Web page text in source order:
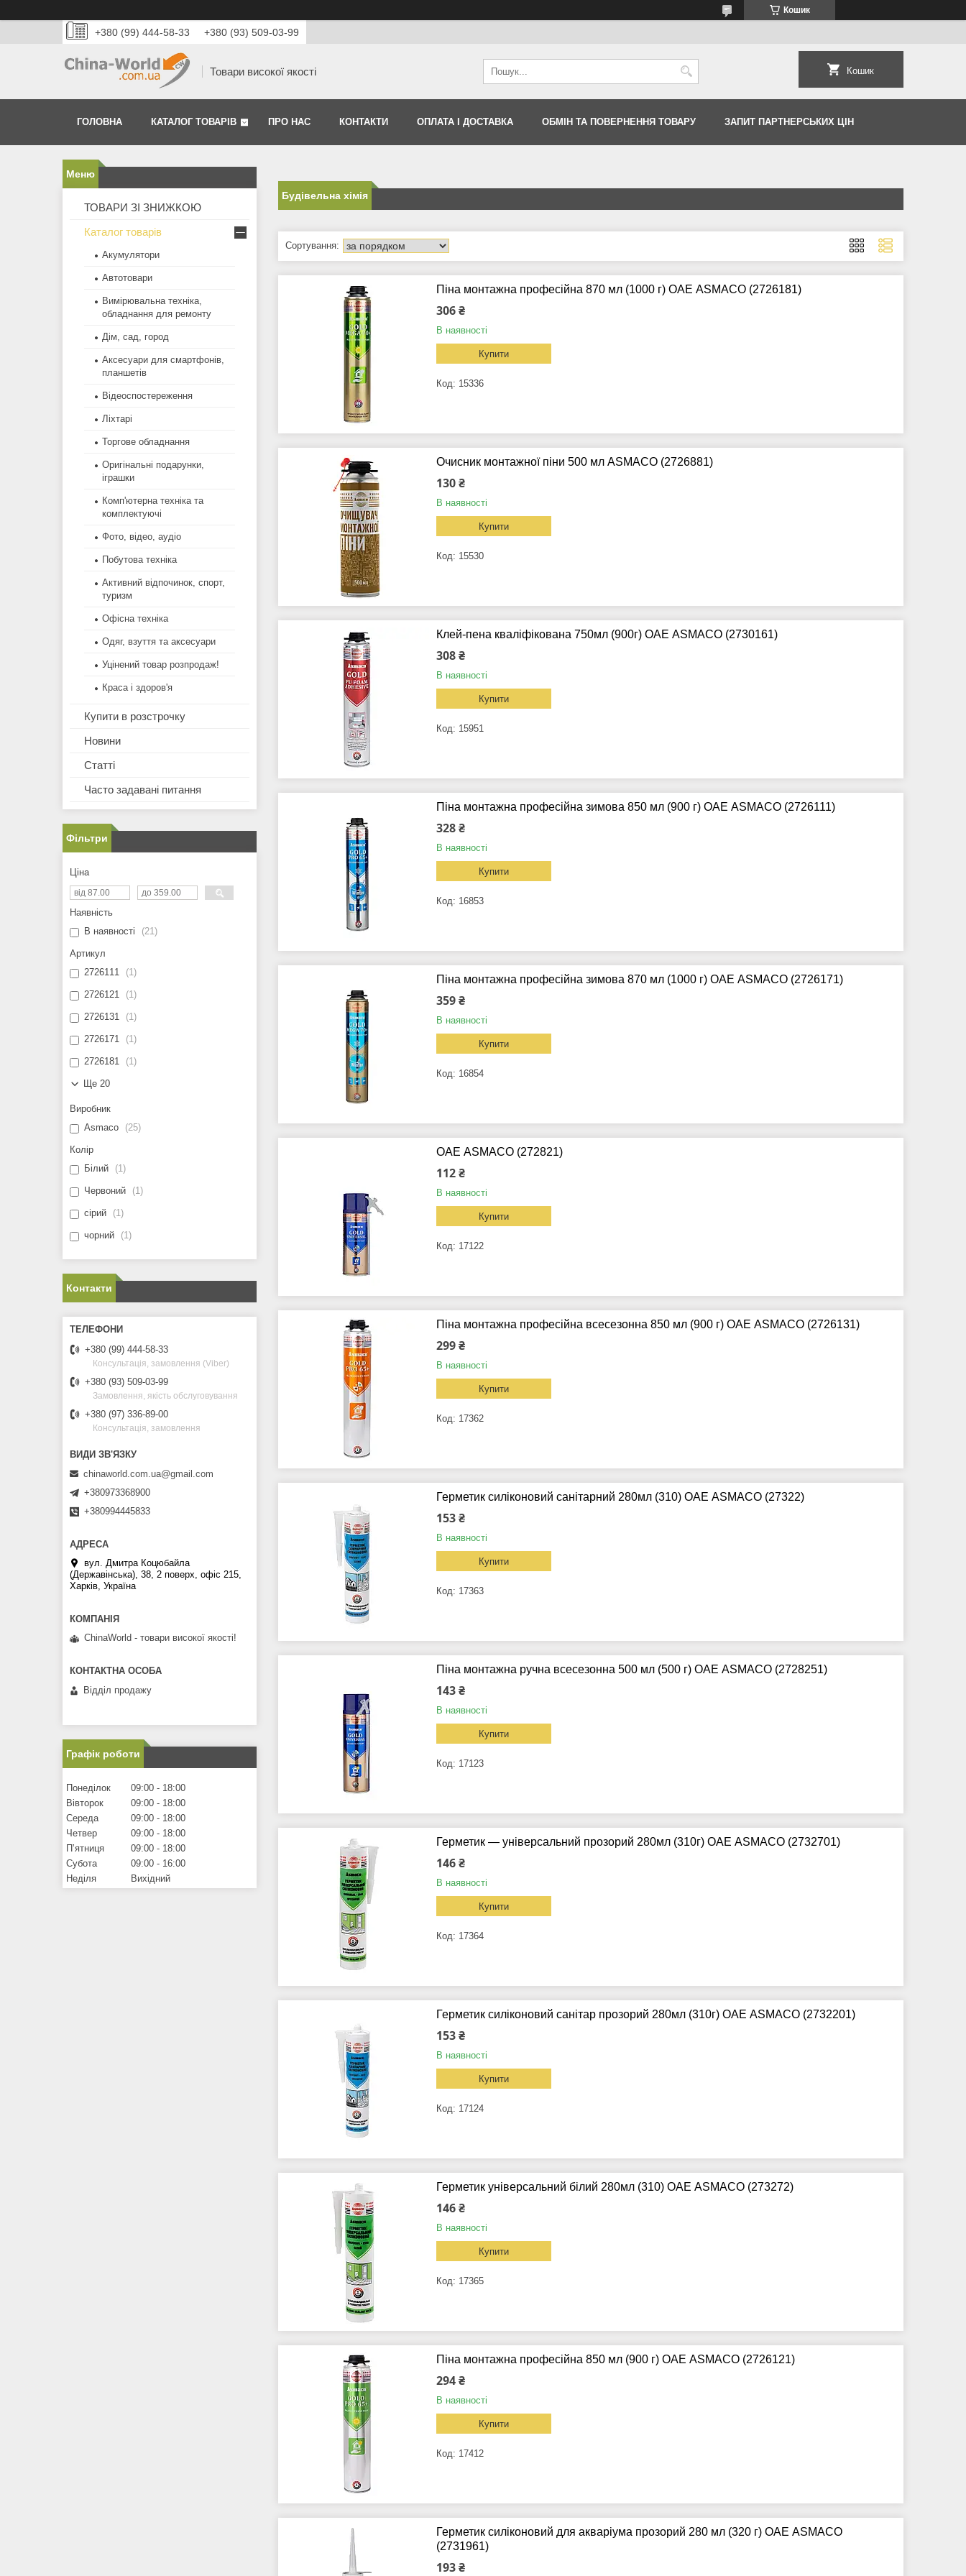
Кошик
+380 (99) 444-58-33 +380 (93) 509-03-99
Товари високої якості Кошик
ГОЛОВНА КАТАЛОГ ТОВАРІВ ПРО НАС КОНТАКТИ ОПЛАТА І ДОСТАВКА ОБМІН ТА ПОВЕРНЕННЯ ТОВАРУ ЗАПИТ ПАРТНЕРСЬКИХ ЦІН
Будівельна хімія
Піна монтажна професійна 870 мл (1000 г) ОАЕ ASMACO (2726181)
306 ₴
В наявності
Купити
15336
Очисник монтажної піни 500 мл ASMACO (2726881)
130 ₴
В наявності
Купити
15530
Клей-пена кваліфікована 750мл (900г) ОАЕ ASMACO (2730161)
308 ₴
В наявності
Купити
15951
Піна монтажна професійна зимова 850 мл (900 г) ОАЕ ASMACO (2726111)
328 ₴
В наявності
Купити
16853
Піна монтажна професійна зимова 870 мл (1000 г) ОАЕ ASMACO (2726171)
359 ₴
В наявності
Купити
16854
ОАЕ ASMACO (272821)
112 ₴
В наявності
Купити
17122
Піна монтажна професійна всесезонна 850 мл (900 г) ОАЕ ASMACO (2726131)
299 ₴
В наявності
Купити
17362
Герметик силіконовий санітарний 280мл (310) ОАЕ ASMACO (27322)
153 ₴
В наявності
Купити
17363
Піна монтажна ручна всесезонна 500 мл (500 г) ОАЕ ASMACO (2728251)
143 ₴
В наявності
Купити
17123
Герметик — універсальний прозорий 280мл (310г) ОАЕ ASMACO (2732701)
146 ₴
В наявності
Купити
17364
Герметик силіконовий санітар прозорий 280мл (310г) ОАЕ ASMACO (2732201)
153 ₴
В наявності
Купити
17124
Герметик універсальний білий 280мл (310) ОАЕ ASMACO (273272)
146 ₴
В наявності
Купити
17365
Піна монтажна професійна 850 мл (900 г) ОАЕ ASMACO (2726121)
294 ₴
В наявності
Купити
17412
Герметик силіконовий для акваріума прозорий 280 мл (320 г) ОАЕ ASMACO
(2731961)
193 ₴
ТОВАРИ ЗІ ЗНИЖКОЮ
Каталог товарів
Акумулятори
Автотовари
Вимірювальна техніка,
обладнання для ремонту
Дім, сад, город
Аксесуари для смартфонів,
планшетів
Відеоспостереження
Ліхтарі
Торгове обладнання
Оригінальні подарунки,
іграшки
Комп'ютерна техніка та
комплектуючі
Фото, відео, аудіо
Побутова техніка
Активний відпочинок, спорт,
туризм
Офісна техніка
Одяг, взуття та аксесуари
Уцінений товар розпродаж!
Краса і здоров'я
Купити в розстрочку
Новини
Статті
Часто задавані питання
Фільтри
Ціна
Наявність
В наявності
21
Артикул
2726111
1
2726121 1
2726131 1
2726171 1
2726181 1
Ще 20
Виробник
Asmaco
25
Колір
Білий
1
Червоний 1
сірий 1
чорний 1
Контакти
+380 (99) 444-58-33
Консультація, замовлення (Viber)
+380 (93) 509-03-99
Замовлення, якість обслуговування
+380 (97) 336-89-00
Консультація, замовлення
chinaworld.com.ua@gmail.com
+380973368900
+380994445833
вул. Дмитра Коцюбайла
(Державінська), 38, 2 поверх, офіс 215,
Харків, Україна
ChinaWorld - товари високої якості!
Відділ продажу
Графік роботи
Понеділок 09:00
18:00
Вівторок
09:00
18:00
Середа
09:00
18:00
Четвер
09:00
18:00
Пʼятниця
09:00
18:00
Субота
09:00
16:00
Неділя
Вихідний